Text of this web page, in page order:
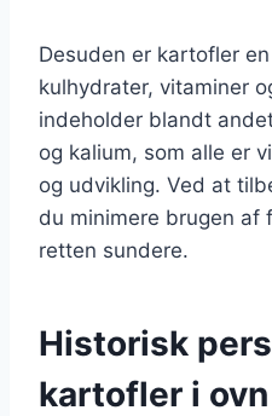
Desuden er kartofler
kulhydrater, vitaminer
indeholder blandt
og kalium, som alle er
og udvikling. Ved at
du minimere brugen af
retten sundere.
Historisk
kartofler i ovn